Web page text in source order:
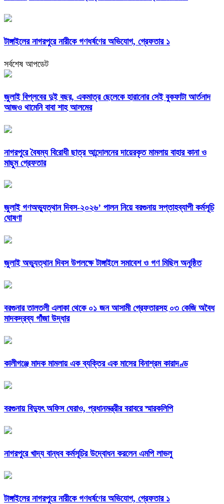
টাঙ্গাইলের নাগরপুরে নারীকে গণধর্ষণের অভিযোগ, গ্রেফতার ১
সর্বশেষ আপডেট
জুলাই বিপ্লবের দুই বছর, একমাত্র ছেলেকে হারানোর সেই বুকফাটা আর্তনাদ
আজও থামেনি বাবা শাহ আলমের
নাগরপুরে বৈষম্য বিরোধী ছাত্র আন্দোলনের দায়েরকৃত মামলায় বাহার কানা ও
মাছুম গ্রেফতার
জুলাই গণঅভ্যুত্থান দিবস-২০২৬’ পালন নিয়ে বরগুনায় সপ্তাহব্যাপী কর্মসূচি
ঘোষণা
জুলাই অভ্যুত্থান দিবস উপলক্ষে টাঙ্গাইলে সমাবেশ ও গণ মিছিল অনুষ্ঠিত
বরগুনার তালতলী এলাকা থেকে ০১ জন আসামী গ্রেফতারসহ ০৩ কেজি অবৈধ
মাদকদ্রব্য গাঁজা উদ্ধার
কালীগঞ্জে মাদক মামলায় এক ব্যক্তির এক মাসের বিনাশ্রম কারাদণ্ড
বরগুনায় বিদ্যুৎ অফিস ঘেরাও, প্রধানমন্ত্রীর বরাবরে স্মারকলিপি
নাগরপুরে খাদ্য বান্ধব কর্মসূচির উদ্বোধন করলেন এমপি লাভলু
টাঙ্গাইলের নাগরপুরে নারীকে গণধর্ষণের অভিযোগ, গ্রেফতার ১